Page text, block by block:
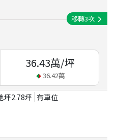
移轉3次
36.43萬/坪
36.42萬
坪2.78坪 有車位